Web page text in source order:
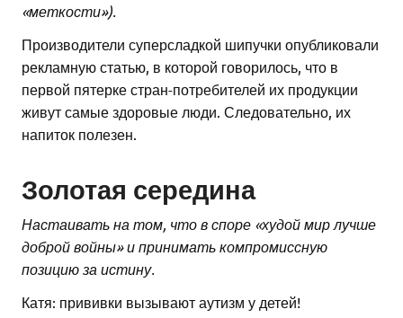
«меткости»).
Производители суперсладкой шипучки опубликовали
рекламную статью, в которой говорилось, что в
первой пятерке стран-потребителей их продукции
живут самые здоровые люди. Следовательно, их
напиток полезен.
Золотая середина
Настаивать на том, что в споре «худой мир лучше
доброй войны» и принимать компромиссную
позицию за истину.
Катя: прививки вызывают аутизм у детей!